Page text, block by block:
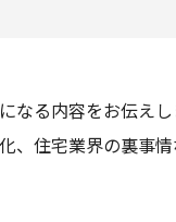
る内容をお伝えし
、住宅業界の裏事